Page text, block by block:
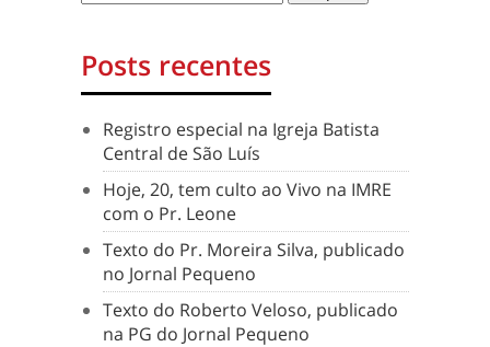
Posts recentes
Registro especial na Igreja Batista
Central de São Luís
Hoje, 20, tem culto ao Vivo na IMRE
com o Pr. Leone
Texto do Pr. Moreira Silva, publicado
no Jornal Pequeno
Texto do Roberto Veloso, publicado
na PG do Jornal Pequeno